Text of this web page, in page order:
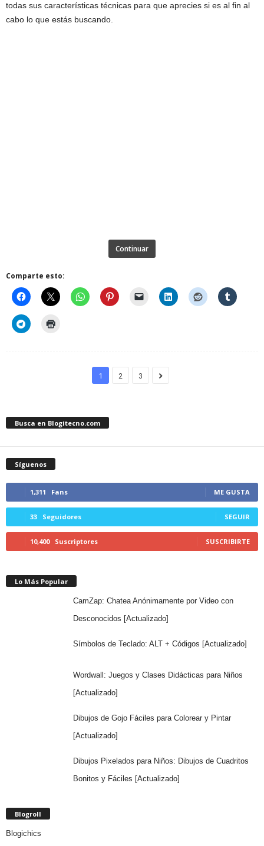
todas sus características técnicas para que aprecies si es al fin al
cabo lo que estás buscando.
Continuar
Comparte esto:
1 2 3
Busca en Blogitecno.com
Síguenos
1,311 Fans ME GUSTA
33 Seguidores SEGUIR
10,400 Suscriptores SUSCRIBIRTE
Lo Más Popular
CamZap: Chatea Anónimamente por Video con
Desconocidos [Actualizado]
Símbolos de Teclado: ALT + Códigos [Actualizado]
Wordwall: Juegos y Clases Didácticas para Niños
[Actualizado]
Dibujos de Gojo Fáciles para Colorear y Pintar
[Actualizado]
Dibujos Pixelados para Niños: Dibujos de Cuadritos
Bonitos y Fáciles [Actualizado]
Blogroll
Blogichics